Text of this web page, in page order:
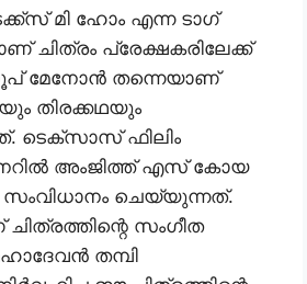
മി ഹോം എന്ന ടാഗ്
ചിത്രം പ്രേക്ഷകരിലേക്ക്
മേനോൻ തന്നെയാണ്
തിരക്കഥയും
ടെക്സാസ് ഫിലിം
അംജിത്ത് എസ് കോയ
ചെയ്യുന്നത്.
സംഗീത
തമ്പി